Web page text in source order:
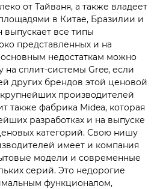
от Тайваня, а также владеет
в Китае, Бразилии и
все типы
представленных и на
недостаткам можно
на сплит-системы Gree, если
других брендов этой ценовой
производителей
также фабрика Midea, которая
разработках и на выпуске
категорий. Свою нишу
имеет и компания
модели и современные
серий. Это недорогие
функционалом,